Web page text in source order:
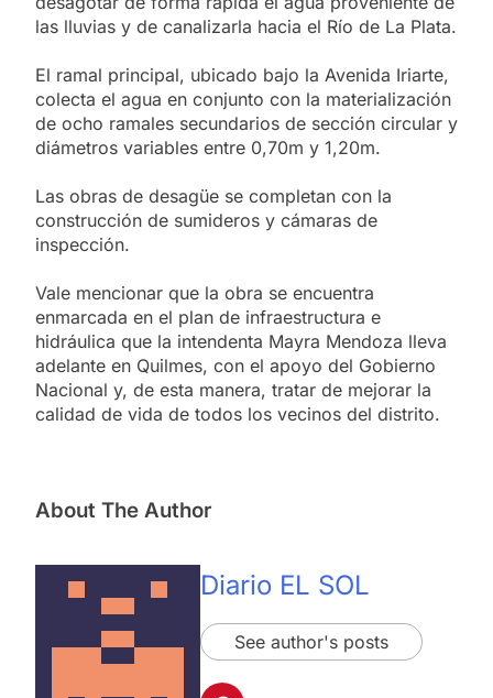
las lluvias y de canalizarla hacia el Río de La Plata.
El ramal principal, ubicado bajo la Avenida Iriarte,
colecta el agua en conjunto con la materialización
de ocho ramales secundarios de sección circular y
diámetros variables entre 0,70m y 1,20m.
Las obras de desagüe se completan con la
construcción de sumideros y cámaras de
inspección.
Vale mencionar que la obra se encuentra
enmarcada en el plan de infraestructura e
hidráulica que la intendenta Mayra Mendoza lleva
adelante en Quilmes, con el apoyo del Gobierno
Nacional y, de esta manera, tratar de mejorar la
calidad de vida de todos los vecinos del distrito.
About The Author
Diario EL SOL
See author's posts